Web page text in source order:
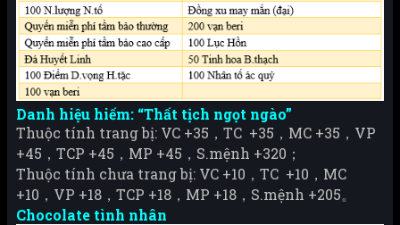
Danh hiệu hiếm: “Thất tịch ngọt ngào”
Thuộc tính trang bị: VC +35，TC +35，MC +35，VP
+45，TCP +45，MP +45，S.mệnh +320；
Thuộc tính chưa trang bị: VC +10，TC +10，MC
+10，VP +18，TCP +18，MP +18，S.mệnh +205。
Chocolate tình nhân